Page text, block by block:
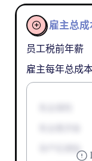

雇主总成
员工税前年薪
雇主每年总成
孕产妇津贴